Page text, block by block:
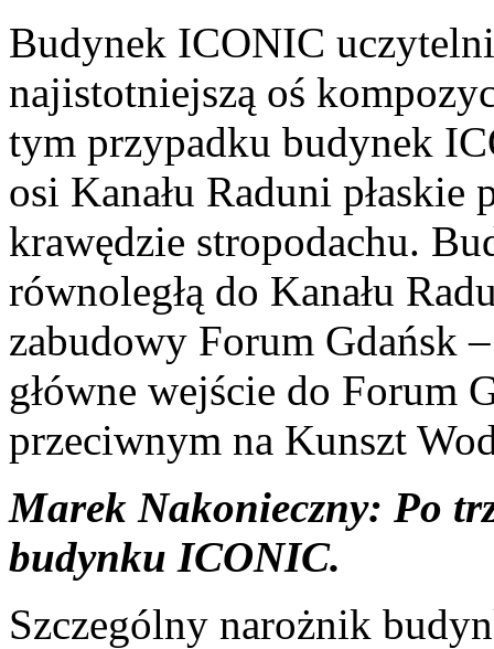
Budynek ICONIC
najistotniejszą oś
tym przypadku budynek
osi Kanału Raduni
krawędzie stropodachu.
równoległą do Kanału
zabudowy Forum Gdańsk
główne wejście do Forum
przeciwnym na Kunszt
Marek Nakonieczny: Po
budynku ICONIC.
Szczególny narożnik